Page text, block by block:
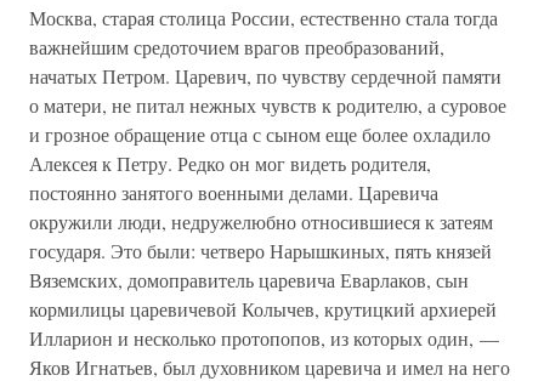
Москва, старая столица России, естественно стала тогда
важнейшим средоточием врагов преобразований,
начатых Петром. Царевич, по чувству сердечной памяти
о матери, не питал нежных чувств к родителю, а суровое
и грозное обращение отца с сыном еще более охладило
Алексея к Петру. Редко он мог видеть родителя,
постоянно занятого военными делами. Царевича
окружили люди, недружелюбно относившиеся к затеям
государя. Это были: четверо Нарышкиных, пять князей
Вяземских, домоправитель царевича Еварлаков, сын
кормилицы царевичевой Колычев, крутицкий архиерей
Илларион и несколько протопопов, из которых один, —
Яков Игнатьев, был духовником царевича и имел на него